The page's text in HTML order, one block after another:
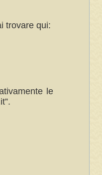
trovare qui:
le